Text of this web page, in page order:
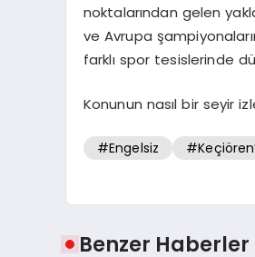
noktalarından gelen
ve Avrupa
farklı spor tesislerinde
Konunun nasıl bir seyir
#Engelsiz
Benzer Haberler